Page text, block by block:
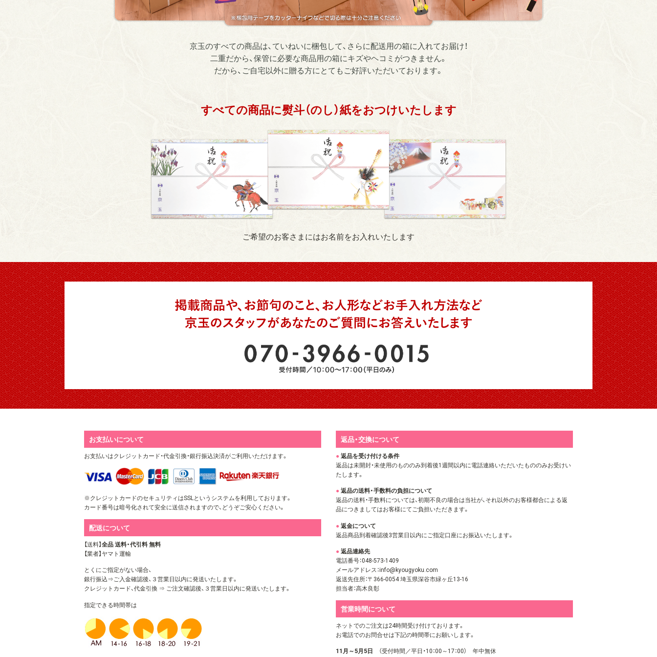
京玉のすべての商品は、ていねいに梱包して、さらに配送用の箱に入れてお届け！
二重だから、保管に必要な商品用の箱にキズやヘコミがつきません。
だから、ご自宅以外に贈る方にとてもご好評いただいております。
すべての商品に熨斗（のし）紙をおつけいたします
ご希望のお客さまにはお名前をお入れいたします
お支払いについて
お支払いはクレジットカード・代金引換・銀行振込決済がご利用いただけます。
※クレジットカードのセキュリティはSSLというシステムを利用しております。
カード番号は暗号化されて安全に送信されますので、どうぞご安心ください。
配送について
【送料】全品 送料・代引料 無料
【業者】ヤマト運輸
とくにご指定がない場合、
銀行振込⇒ご入金確認後、３営業日以内に発送いたします。
クレジットカード、代金引換 ⇒ ご注文確認後、３営業日以内に発送いたします。
指定できる時間帯は
返品・交換について
返品を受け付ける条件
返品は未開封・未使用のもののみ到着後1週間以内に電話連絡いただいたもののみお受けい
たします。
返品の送料・手数料の負担について
返品の送料・手数料については、初期不良の場合は当社が、それ以外のお客様都合による返
品につきましてはお客様にてご負担いただきます。
返金について
返品商品到着確認後3営業日以内にご指定口座にお振込いたします。
返品連絡先
電話番号：048-573-1409
メールアドレス：info@kyougyoku.com
返送先住所：〒366-0054 埼玉県深谷市緑ヶ丘13-16
担当者：高木良彰
営業時間について
ネットでのご注文は24時間受け付けております。
お電話でのお問合せは下記の時間帯にお願いします。
11月～5月5日 （受付時間／平日・10：00～17：00） 年中無休